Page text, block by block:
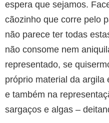
espera que sejamos.
cãozinho que corre pelo
não parece ter todas
não consome nem
representado, se
próprio material da argila
e também na
sargaços e algas –